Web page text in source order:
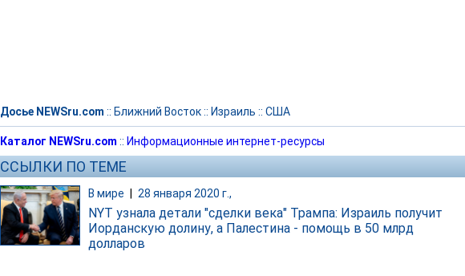
Досье NEWSru.com :: Ближний Восток:: Израиль :: США
Каталог NEWSru.com :: Информационные интернет-ресурсы
ССЫЛКИ ПО ТЕМЕ
В мире 28 января 2020 г.,
NYT узнала детали "сделки века" Трампа: Израиль получит
Иорданскую долину, а Палестина - помощь в 50 млрд
долларов